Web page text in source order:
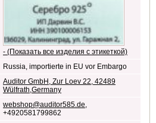
- (Показать все изделия с этикеткой)
Russia, importierte in EU vor Embargo
Auditor GmbH, Zur Loev 22, 42489
Wülfrath,Germany
webshop@auditor585.de,
+4920581799862